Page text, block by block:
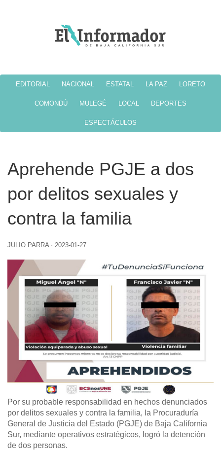
EDITORIAL NACIONAL ESTATAL LA PAZ LORETO
COMONDÚ MULEGÉ LOCAL DEPORTES
ESPECTÁCULOS
Aprehende PGJE a dos
por delitos sexuales y
contra la familia
JULIO PARRA · 2023-01-27
Por su probable responsabilidad en hechos denunciados
por delitos sexuales y contra la familia, la Procuraduría
General de Justicia del Estado (PGJE) de Baja California
Sur, mediante operativos estratégicos, logró la detención
de dos personas.